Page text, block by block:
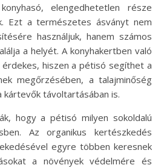
Ezt a természetes ásványt nem
használjuk, hanem számos
a helyét. A konyhakertben való
érdekes, hiszen a pétisó segíthet a
megőrzésében, a talajminőség
kártevők távoltartásában is.
hogy a pétisó milyen sokoldalú
Az organikus kertészkedés
egyre többen keresnek
a növények védelmére és